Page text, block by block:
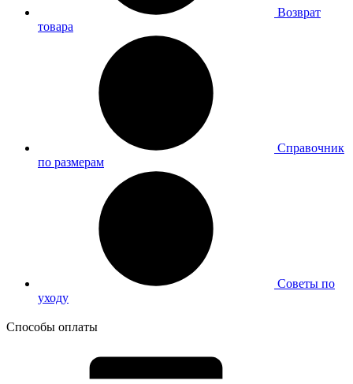
Возврат
товара
Справочник
по размерам
Советы по
уходу
Способы оплаты